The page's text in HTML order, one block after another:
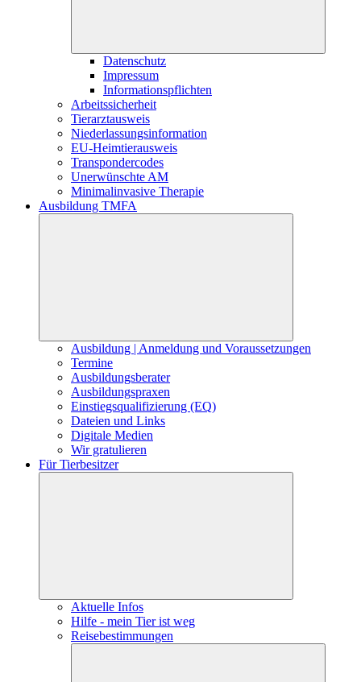
Datenschutz
Impressum
Informationspflichten
Arbeitssicherheit
Tierarztausweis
Niederlassungsinformation
EU-Heimtierausweis
Transpondercodes
Unerwünschte AM
Minimalinvasive Therapie
Ausbildung TMFA
Ausbildung | Anmeldung und Voraussetzungen
Termine
Ausbildungsberater
Ausbildungspraxen
Einstiegsqualifizierung (EQ)
Dateien und Links
Digitale Medien
Wir gratulieren
Für Tierbesitzer
Aktuelle Infos
Hilfe - mein Tier ist weg
Reisebestimmungen